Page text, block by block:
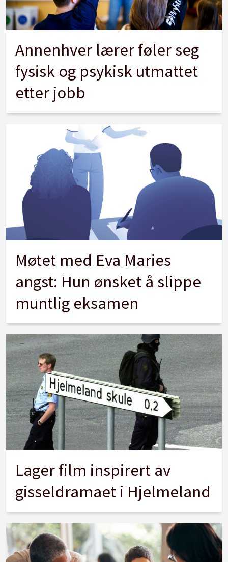
Annenhver lærer føler seg
fysisk og psykisk utmattet
etter jobb
Møtet med Eva Maries
angst: Hun ønsket å slippe
muntlig eksamen
Lager film inspirert av
gisseldramaet i Hjelmeland